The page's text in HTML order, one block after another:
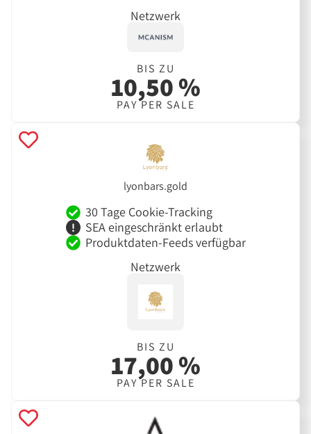
Netzwerk
BIS ZU
10,50 %
PAY PER SALE
lyonbars.gold
30 Tage Cookie-Tracking
SEA eingeschränkt erlaubt
Produktdaten-Feeds verfügbar
Netzwerk
BIS ZU
17,00 %
PAY PER SALE